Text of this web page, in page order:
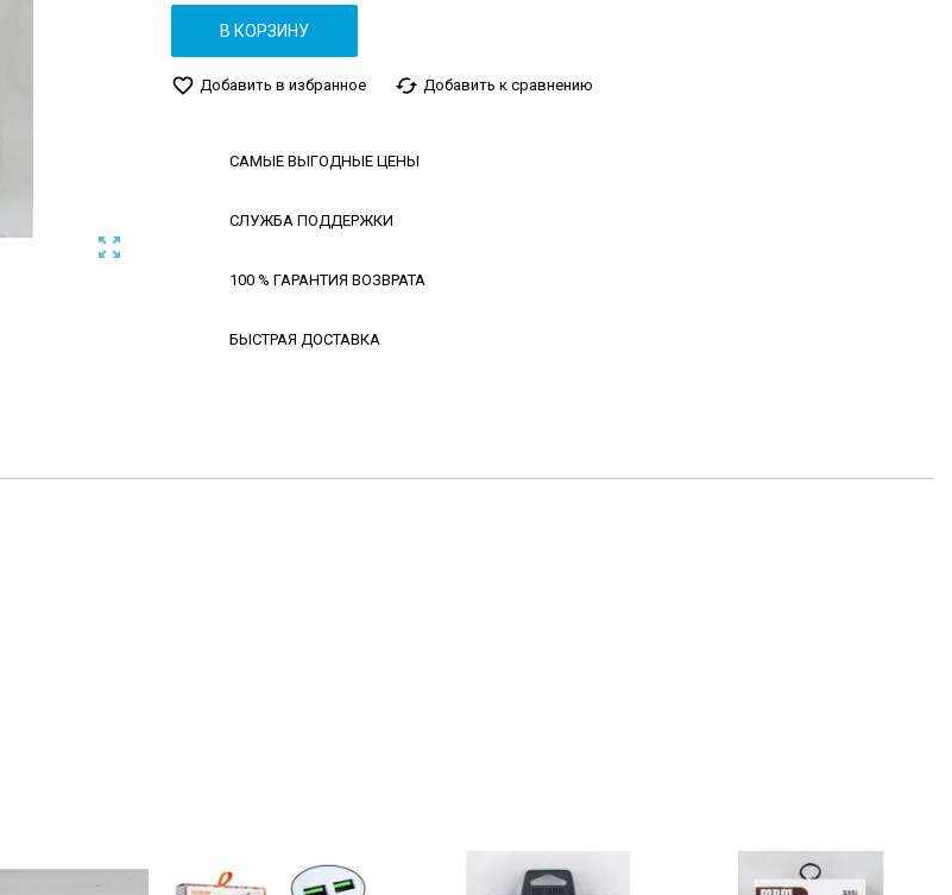

В КОРЗИНУ
favorite_border Добавить в избранное cached Добавить к сравнению
САМЫЕ ВЫГОДНЫЕ ЦЕНЫ
СЛУЖБА ПОДДЕРЖКИ
100 % ГАРАНТИЯ ВОЗВРАТА
БЫСТРАЯ ДОСТАВКА